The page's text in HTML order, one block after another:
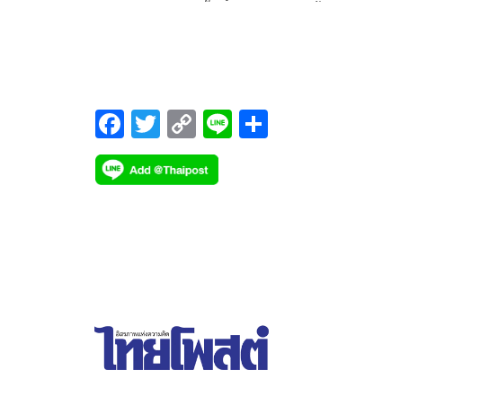
F
ac
e
T
wi
tt
C
o
p
Li